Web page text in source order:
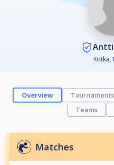
Antti
Kotka,
Overview Tournaments
Teams
Matches